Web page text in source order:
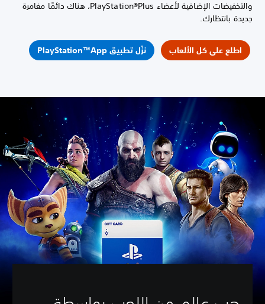
والتخفيضات الإضافية لأعضاء PlayStation®Plus، هناك دائمًا مغامرة
جديدة بانتظارك.
اطلع على كل الألعاب نزّل تطبيق PlayStation™App